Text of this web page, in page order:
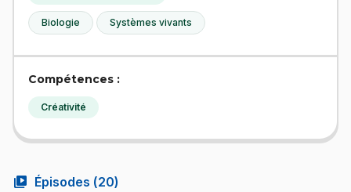
Biologie Systèmes vivants
Compétences :
Créativité
video_library Épisodes (20)